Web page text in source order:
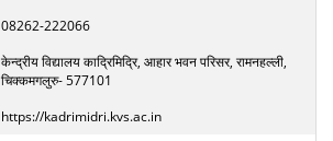
08262-222066
केन्द्रीय विद्यालय काद्रिमिद्रि, आहार भवन परिसर, रामनहल्ली,
चिक्कमगलुरु- 577101
https://kadrimidri.kvs.ac.in